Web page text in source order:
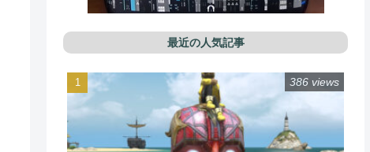
最近の人気記事
386 views